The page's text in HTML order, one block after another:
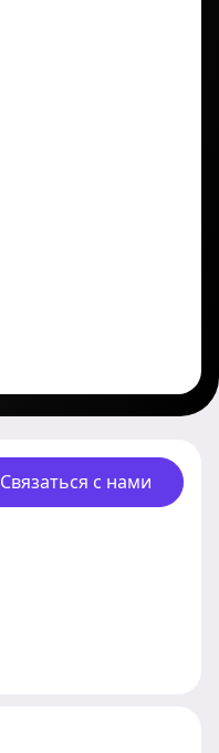
Связаться с нами